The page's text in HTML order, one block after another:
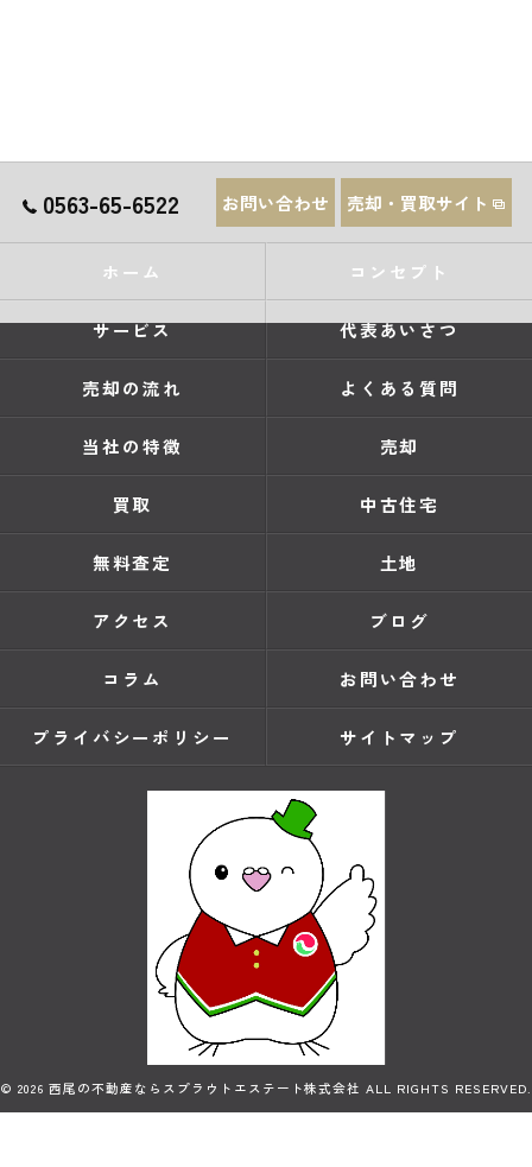
0563-65-6522 お問い合わせ 売却・買取サイト
ホーム コンセプト
サービス 代表あいさつ
売却の流れ よくある質問
当社の特徴 売却
買取 中古住宅
無料査定 土地
アクセス ブログ
コラム お問い合わせ
プライバシーポリシー サイトマップ
© 2026 西尾の不動産ならスプラウトエステート株式会社 ALL RIGHTS RESERVED.